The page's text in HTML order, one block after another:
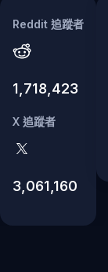
Reddit 追蹤者
1,718,423
X 追蹤者
3,061,160